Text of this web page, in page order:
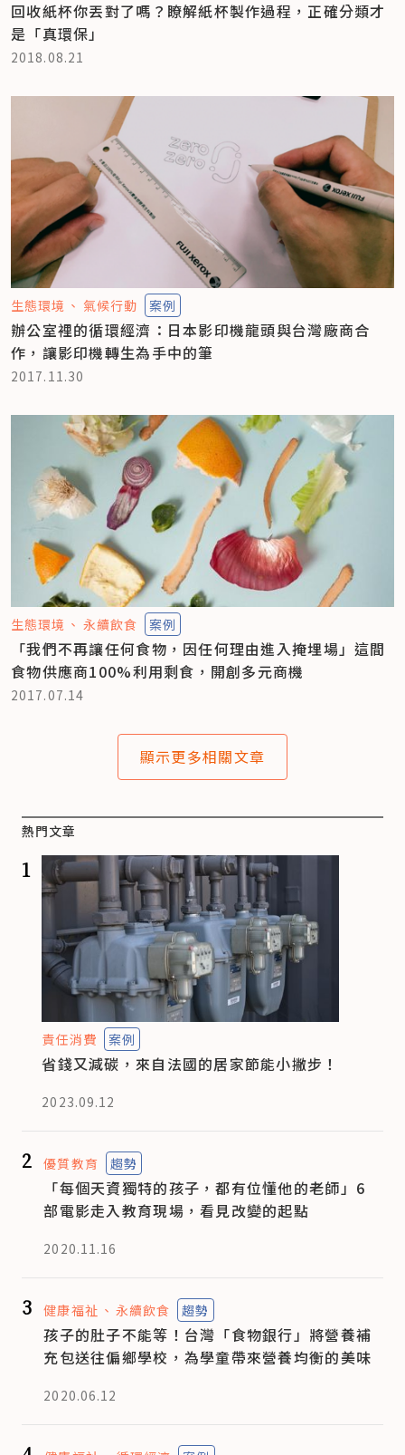
回收紙杯你丟對了嗎？瞭解紙杯製作過程，正確分類才
是「真環保」
2018.08.21
生態環境 氣候行動 案例
辦公室裡的循環經濟：日本影印機龍頭與台灣廠商合
作，讓影印機轉生為手中的筆
2017.11.30
生態環境 永續飲食 案例
「我們不再讓任何食物，因任何理由進入掩埋場」這間
食物供應商100%利用剩食，開創多元商機
2017.07.14
顯示更多相關文章
熱門文章
1
責任消費 案例
省錢又減碳，來自法國的居家節能小撇步！
2023.09.12
2 優質教育 趨勢
「每個天資獨特的孩子，都有位懂他的老師」6
部電影走入教育現場，看見改變的起點
2020.11.16
3 健康福祉 永續飲食 趨勢
孩子的肚子不能等！台灣「食物銀行」將營養補
充包送往偏鄉學校，為學童帶來營養均衡的美味
2020.06.12